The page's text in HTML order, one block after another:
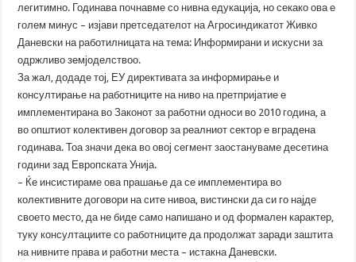
легитимно. Годинава почнавме со нивна едукација, но секако ова е
голем минус – изјави претседателот на Агросиндикатот Живко
Даневски на работилницата на тема: Информирани и искусни за
одржливо земјоделствоо.
За жал, додаде тој, ЕУ директивата за информирање и
консултирање на работниците на ниво на претпријатие е
имплементирана во Законот за работни односи во 2010 година, а
во општиот колективен договор за реалниот сектор е вградена
годинава. Тоа значи дека во овој сегмент заостануваме десетина
години зад Европската Унија.
– Ќе инсистираме ова прашање да се имплементира во
колективните договори на сите нивоа, вистински да си го најде
своето место, да не биде само напишано и од формален карактер,
туку консултациите со работниците да продолжат заради заштита
на нивните права и работни места – истакна Даневски.